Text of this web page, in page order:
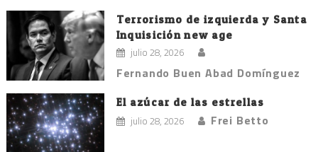
Terrorismo de izquierda y Santa
Inquisición new age
julio 28, 2026
Fernando Buen Abad Domínguez
El azúcar de las estrellas
julio 28, 2026 Frei Betto